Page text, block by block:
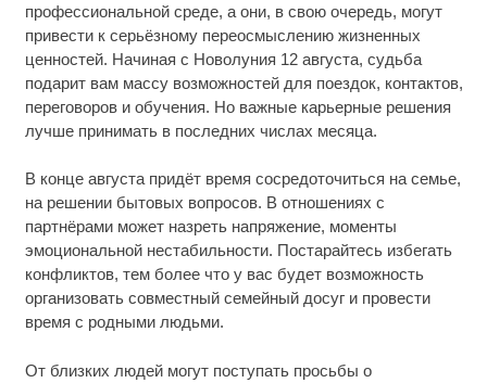
профессиональной среде, а они, в свою очередь, могут
привести к серьёзному переосмыслению жизненных
ценностей. Начиная с Новолуния 12 августа, судьба
подарит вам массу возможностей для поездок, контактов,
переговоров и обучения. Но важные карьерные решения
лучше принимать в последних числах месяца.
В конце августа придёт время сосредоточиться на семье,
на решении бытовых вопросов. В отношениях с
партнёрами может назреть напряжение, моменты
эмоциональной нестабильности. Постарайтесь избегать
конфликтов, тем более что у вас будет возможность
организовать совместный семейный досуг и провести
время с родными людьми.
От близких людей могут поступать просьбы о